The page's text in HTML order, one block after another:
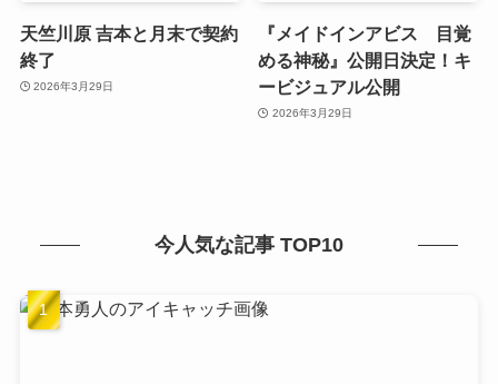
天竺川原 吉本と月末で契約
終了
2026年3月29日
『メイドインアビス 目覚
める神秘』公開日決定！キ
ービジュアル公開
2026年3月29日
今人気な記事 TOP10